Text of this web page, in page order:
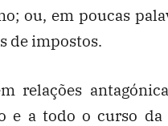
ou, em poucas
de impostos.
relações
e a todo o curso